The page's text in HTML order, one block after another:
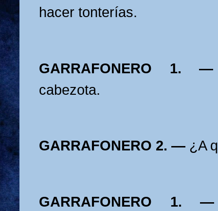
hacer tonterías.
GARRAFONERO 1.
cabezota.
GARRAFONERO 2. — ¿A
GARRAFONERO